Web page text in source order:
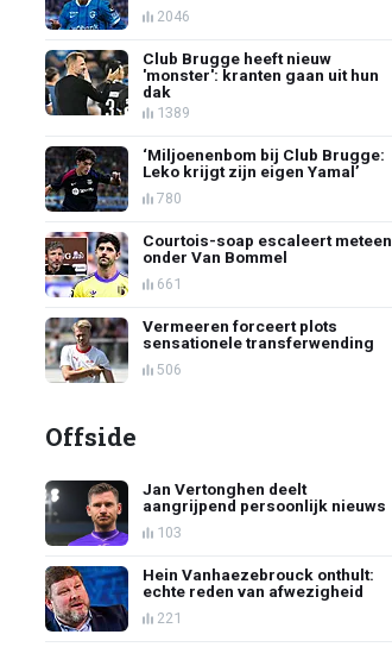
2046
Club Brugge heeft nieuw
'monster': kranten gaan uit hun
dak
1389
‘Miljoenenbom bij Club Brugge:
Leko krijgt zijn eigen Yamal’
780
Courtois-soap escaleert meteen
onder Van Bommel
661
Vermeeren forceert plots
sensationele transferwending
506
Offside
Jan Vertonghen deelt
aangrijpend persoonlijk nieuws
103
Hein Vanhaezebrouck onthult:
echte reden van afwezigheid
221